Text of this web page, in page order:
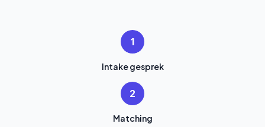
1
Intake gesprek
2
Matching